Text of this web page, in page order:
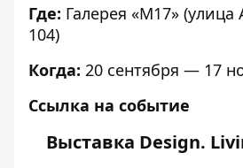
Где: Галерея «М17» (улица
104)
Когда: 20 сентября — 17
Ссылка на событие
Выставка Design.